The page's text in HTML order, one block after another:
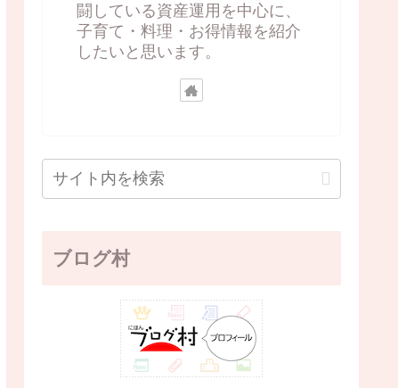
闘している資産運用を中心に、
子育て・料理・お得情報を紹介
したいと思います。
ブログ村